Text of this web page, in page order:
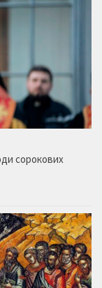
сорокових